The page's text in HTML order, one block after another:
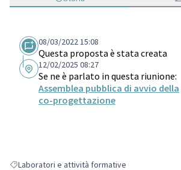
08/03/2022 15:08
Questa proposta è stata creata
12/02/2025 08:27
Se ne è parlato in questa riunione:
Assemblea pubblica di avvio della
co-progettazione
Laboratori e attività formative